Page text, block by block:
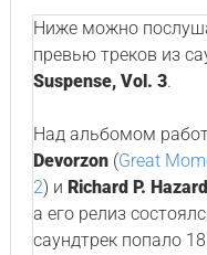
Ниже можно
превью треков из
Suspense, Vol. 3.
Над альбомом
Devorzon(Great
2) и Richard P. Hazard
а его релиз
саундтрек попало